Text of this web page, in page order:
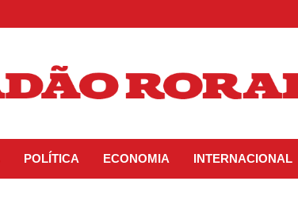
POLÍTICA ECONOMIA INTERNACIONAL